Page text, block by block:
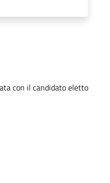
con il candidato eletto